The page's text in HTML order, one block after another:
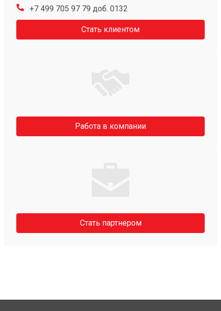
+7 499 705 97 79 доб. 0132
Стать клиентом
Работа в компании
Стать партнером